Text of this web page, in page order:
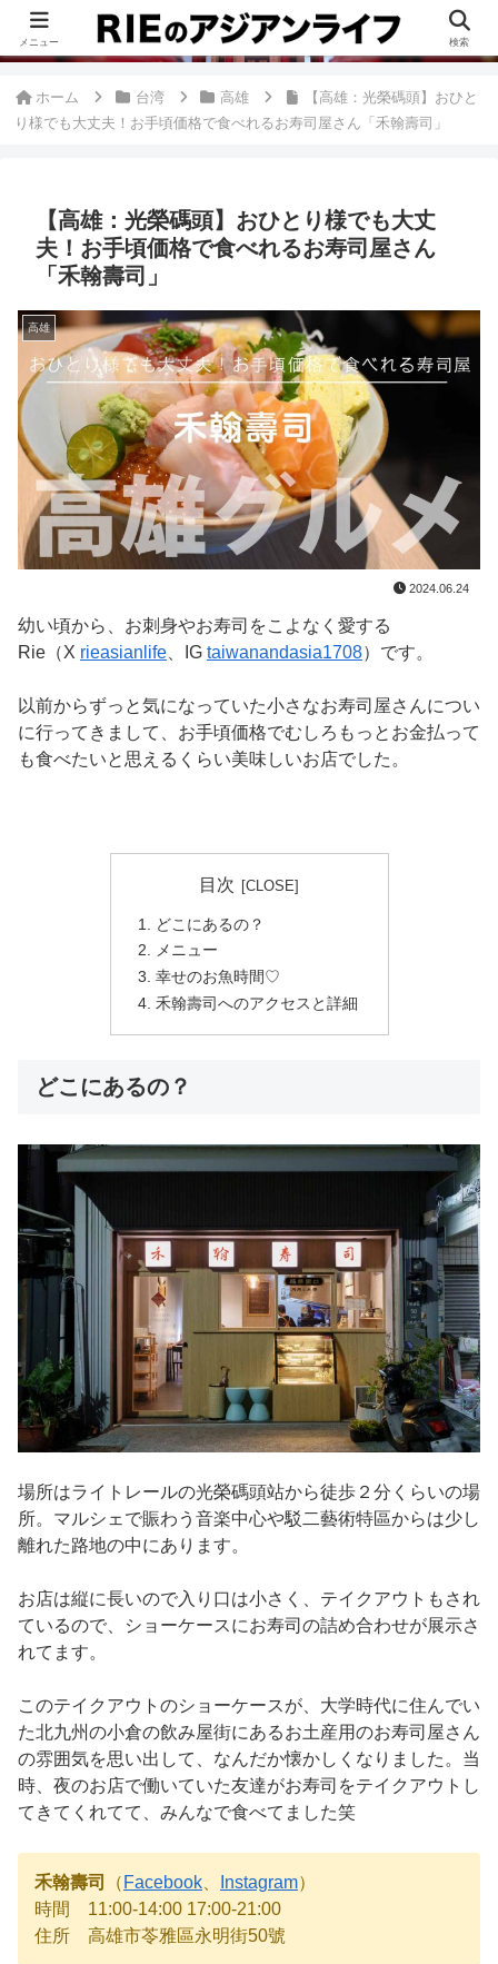
このブログは、台湾が好きすぎて移住したRieがグルメ、観光、生活・ビジネ
ス情報、アジア旅経験などをまとめた台湾ブログです。
ホーム 台湾 高雄
【高雄：光榮碼頭】おひと
り様でも大丈夫！お手頃価格で食べれるお寿司屋さん「禾翰壽司」
【高雄：光榮碼頭】おひとり様でも大丈
夫！お手頃価格で食べれるお寿司屋さん
「禾翰壽司」
高雄
2024.06.24
幼い頃から、お刺身やお寿司をこよなく愛する
Rie（X rieasianlife 、IG taiwanandasia1708）です。
以前からずっと気になっていた小さなお寿司屋さんについ
に行ってきまして、お手頃価格でむしろもっとお金払って
も食べたいと思えるくらい美味しいお店でした。
目次
どこにあるの？
メニュー
幸せのお魚時間♡
禾翰壽司へのアクセスと詳細
どこにあるの？
場所はライトレールの光榮碼頭站から徒歩２分くらいの場
所。マルシェで賑わう音楽中心や駁二藝術特區からは少し
離れた路地の中にあります。
お店は縦に長いので入り口は小さく、テイクアウトもされ
ているので、ショーケースにお寿司の詰め合わせが展示さ
れてます。
このテイクアウトのショーケースが、大学時代に住んでい
た北九州の小倉の飲み屋街にあるお土産用のお寿司屋さん
の雰囲気を思い出して、なんだか懐かしくなりました。当
時、夜のお店で働いていた友達がお寿司をテイクアウトし
てきてくれてて、みんなで食べてました笑
禾翰壽司 （ Facebook Instagram）
時間 11:00-14:00 17:00-21:00
住所 高雄市苓雅區永明街50號
メニュー 検索